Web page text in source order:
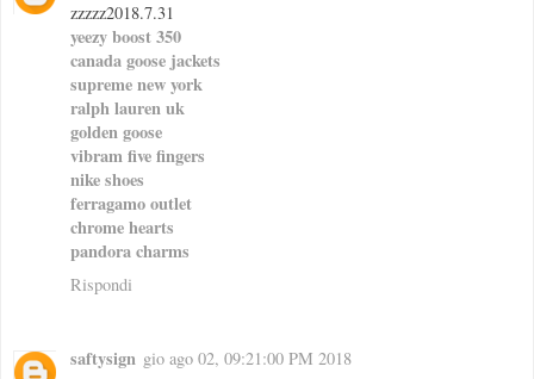
zzzzz2018.7.31
yeezy boost 350
canada goose jackets
supreme new york
ralph lauren uk
golden goose
vibram five fingers
nike shoes
ferragamo outlet
chrome hearts
pandora charms
Rispondi
saftysign gio ago 02, 09:21:00 PM 2018